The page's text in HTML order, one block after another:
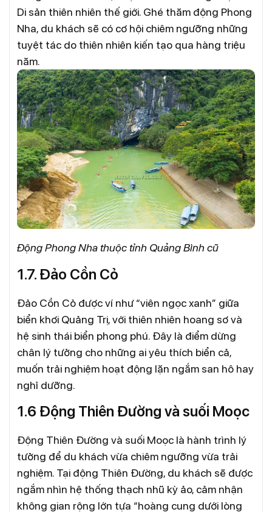
Di sản thiên nhiên thế giới. Ghé thăm động Phong
Nha, du khách sẽ có cơ hội chiêm ngưỡng những
tuyệt tác do thiên nhiên kiến tạo qua hàng triệu
năm.
Động Phong Nha thuộc tỉnh Quảng Bình cũ
1.7. Đảo Cồn Cỏ
Đảo Cồn Cỏ được ví như “viên ngọc xanh” giữa
biển khơi Quảng Trị, với thiên nhiên hoang sơ và
hệ sinh thái biển phong phú. Đây là điểm dừng
chân lý tưởng cho những ai yêu thích biển cả,
muốn trải nghiệm hoạt động lặn ngắm san hô hay
nghỉ dưỡng.
1.6 Động Thiên Đường và suối Moọc
Động Thiên Đường và suối Moọc là hành trình lý
tưởng để du khách vừa chiêm ngưỡng vừa trải
nghiệm. Tại động Thiên Đường, du khách sẽ được
ngắm nhìn hệ thống thạch nhũ kỳ ảo, cảm nhận
không gian rộng lớn tựa “hoàng cung dưới lòng